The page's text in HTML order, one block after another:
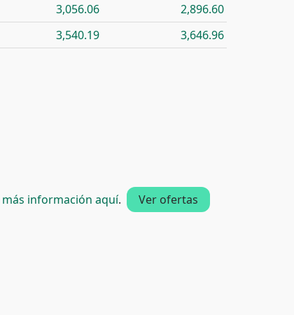
3,056.06
2,896.60
3,540.19 3,646.96
más información aquí. Ver ofertas